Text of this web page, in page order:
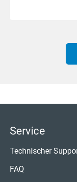
Service
Technischer
FAQ